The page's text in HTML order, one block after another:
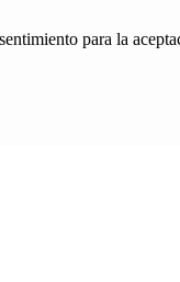
para la